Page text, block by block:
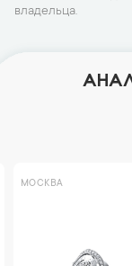
владельца.
МОСКВА